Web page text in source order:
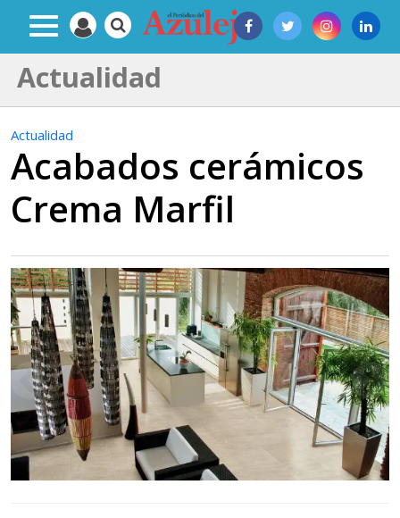
Actualidad
Actualidad
Acabados cerámicos
Crema Marfil